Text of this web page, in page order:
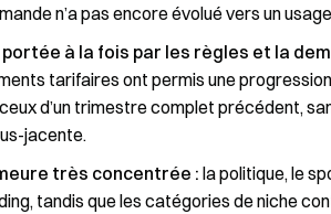
n’a pas encore évolué vers un
à la fois par les règles et la
tarifaires ont permis une
d’un trimestre complet précédent,
jacente.
très concentrée : la politique, le
tandis que les catégories de niche